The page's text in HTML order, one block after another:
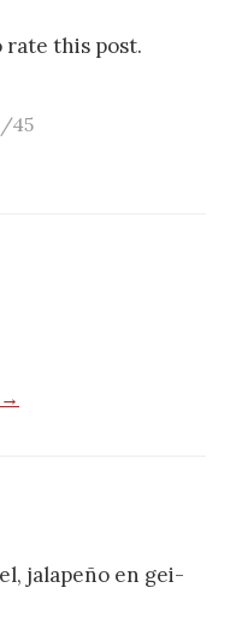
rate this post.
45
→
ja­la­peño en gei­